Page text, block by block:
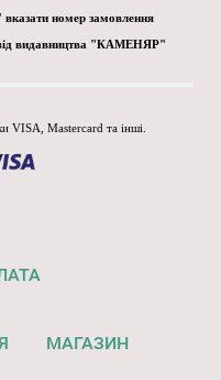
вказати номер замовлення
від видавництва "КАМЕНЯР"
VISA, Mastercard та інші.
МАГАЗИН